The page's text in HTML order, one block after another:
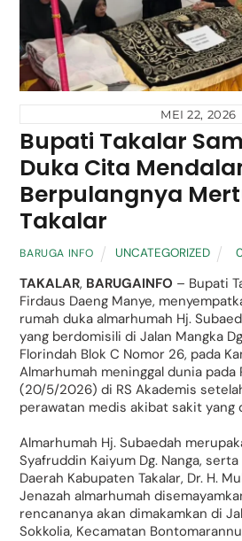
MEI 22, 2026
Bupati Takalar
Duka Cita
Berpulangnya
Takalar
BARUGA INFO UNCATEGORIZED
TAKALAR, BARUGAINFO – Bupati
Firdaus Daeng Manye,
rumah duka almarhumah Hj.
yang berdomisili di Jalan Mangka
Florindah Blok C Nomor 26, pada
Almarhumah meninggal dunia pada
(20/5/2026) di RS Akademis
perawatan medis akibat sakit yang
Almarhumah Hj. Subaedah
Syafruddin Kaiyum Dg. Nanga,
Daerah Kabupaten Takalar, Dr. H.
Jenazah almarhumah
rencananya akan dimakamkan di
Sokkolia, Kecamatan